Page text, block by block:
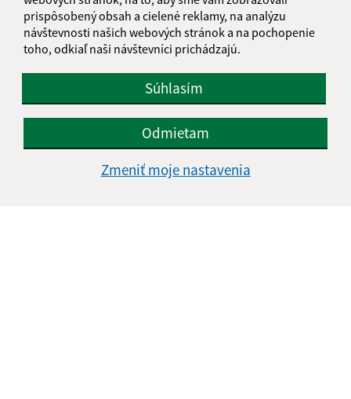
prispôsobený obsah a cielené reklamy, na analýzu
návštevnosti našich webových stránok a na pochopenie
toho, odkiaľ naši návštevníci prichádzajú.
Súhlasím
Odmietam
Zmeniť moje nastavenia